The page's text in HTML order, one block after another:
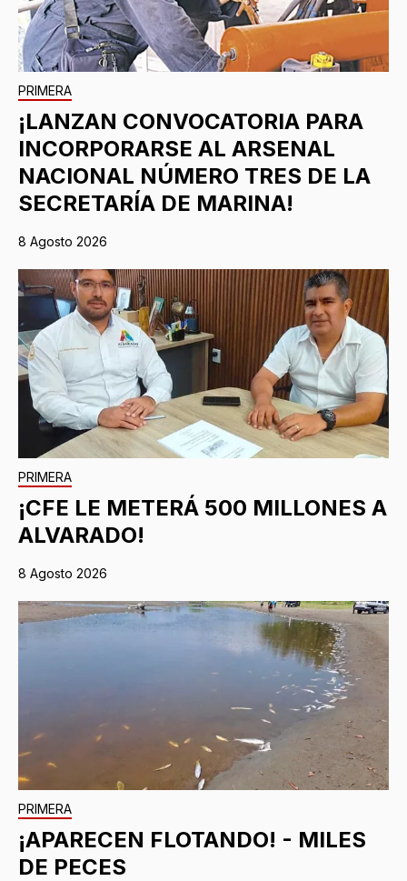
PRIMERA
¡LANZAN CONVOCATORIA PARA
INCORPORARSE AL ARSENAL
NACIONAL NÚMERO TRES DE LA
SECRETARÍA DE MARINA!
8 Agosto 2026
PRIMERA
¡CFE LE METERÁ 500 MILLONES A
ALVARADO!
8 Agosto 2026
PRIMERA
¡APARECEN FLOTANDO! - MILES
DE PECES